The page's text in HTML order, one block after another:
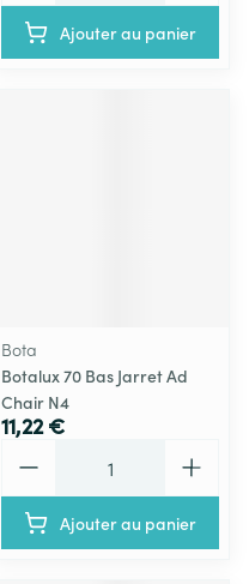
Ajouter au panier
Bota
Botalux 70 Bas Jarret Ad
Chair N4
11,22 €
Ajouter au panier